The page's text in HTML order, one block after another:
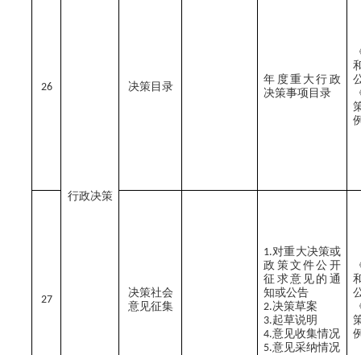
26
行政决策
决策目录
年度重大行政
决策事项目录
27
决策社会
意见征集
1.对重大决策或
政策文件公开
征求意见的通
知或公告
2.决策草案
3.起草说明
4.意见收集情况
5.意见采纳情况